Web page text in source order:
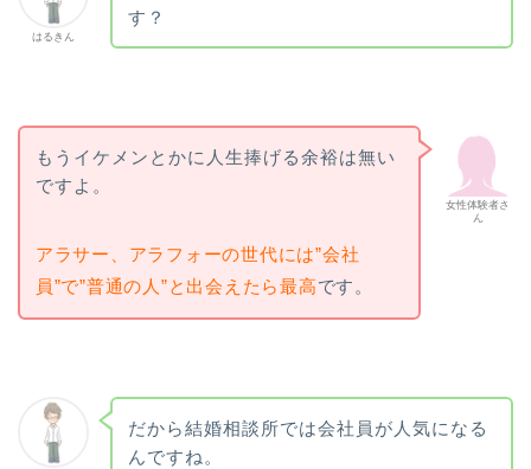
はるきん
す？
女性体験者さ
ん
もうイケメンとかに人生捧げる余裕は無い
ですよ。
アラサー、アラフォーの世代には”会社
員”で”普通の人”と出会えたら最高です。
だから結婚相談所では会社員が人気になる
んですね。